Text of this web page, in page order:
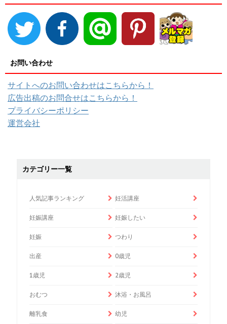
お問い合わせ
サイトへのお問い合わせはこちらから！
広告出稿のお問合せはこちらから！
プライバシーポリシー
運営会社
カテゴリー一覧
人気記事ランキング 妊活講座
妊娠講座 妊娠したい
妊娠 つわり
出産 0歳児
1歳児 2歳児
おむつ 沐浴・お風呂
離乳食 幼児